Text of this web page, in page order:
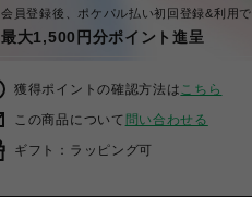
会員登録後、ポケパル払い初回登録&利用で
最大1,500円分ポイント進呈
獲得ポイントの確認方法はこちら
この商品について 問い合わせる
ギフト：ラッピング可